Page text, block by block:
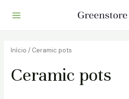
para
Início / Ceramic pots
Ceramic pots